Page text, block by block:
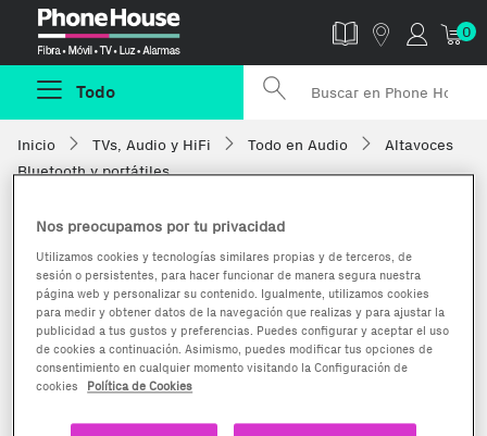
0
Todo
Inicio TVs, Audio y HiFi Todo en Audio
Altavoces
Bluetooth y portátiles
Nos preocupamos por tu privacidad
Utilizamos cookies y tecnologías similares propias y de terceros, de
sesión o persistentes, para hacer funcionar de manera segura nuestra
página web y personalizar su contenido. Igualmente, utilizamos cookies
para medir y obtener datos de la navegación que realizas y para ajustar la
publicidad a tus gustos y preferencias. Puedes configurar y aceptar el uso
de cookies a continuación. Asimismo, puedes modificar tus opciones de
consentimiento en cualquier momento visitando la Configuración de
cookies
Política de Cookies